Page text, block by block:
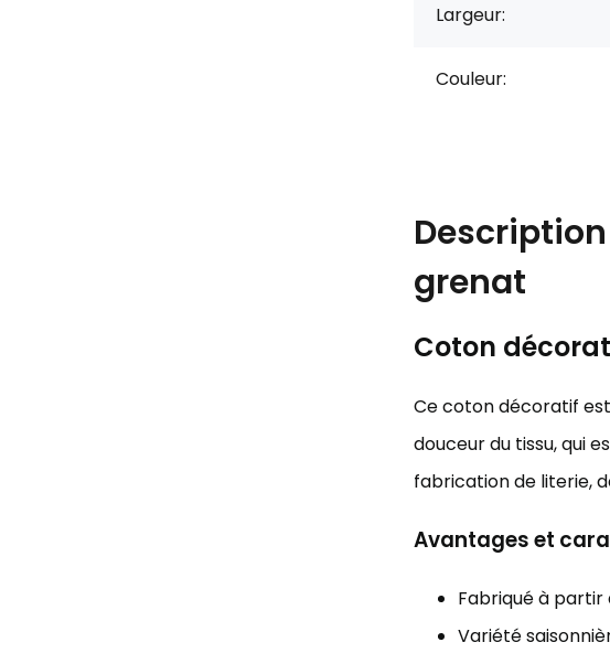
Largeur:
Couleur:
Description
grenat
Coton
Ce coton décoratif
douceur du tissu, qui
fabrication de literie,
Avantages et
Fabriqué à partir
Variété